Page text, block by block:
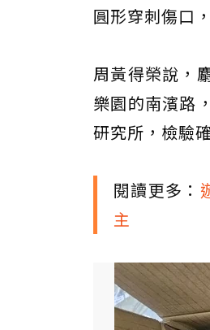
圓形穿刺傷口
周黃得榮說，
樂園的南濱路
研究所，檢驗
閱讀更多：
主